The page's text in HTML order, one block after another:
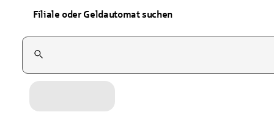
Filiale oder Geldautomat suchen
Suchfeld